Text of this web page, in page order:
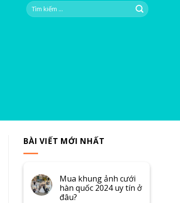
Tìm
kiếm:
BÀI VIẾT MỚI NHẤT
Mua khung ảnh cưới
hàn quốc 2024 uy tín ở
đâu?